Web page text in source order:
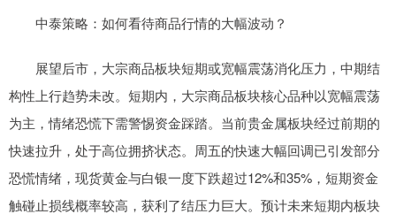
中泰策略：如何看待商品行情的大幅波动？
展望后市，大宗商品板块短期或宽幅震荡消化压力，中期结
构性上行趋势未改。短期内，大宗商品板块核心品种以宽幅震荡
为主，情绪恐慌下需警惕资金踩踏。当前贵金属板块经过前期的
快速拉升，处于高位拥挤状态。周五的快速大幅回调已引发部分
恐慌情绪，现货黄金与白银一度下跌超过12%和35%，短期资金
触碰止损线概率较高，获利了结压力巨大。预计未来短期内板块